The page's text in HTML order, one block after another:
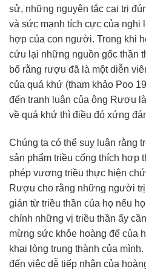
sử, những nguyên tắc cai trị
và sức mạnh tích cực của nghi
hợp của con người. Trong khi
cứu lại những nguồn gốc thần
bố rằng rượu đã là mộtdiễn
của quá khứ (tham khảo Poo
đến tranh luận của ông Rượu
về quá khứ thì điều đó xứng
Chúng ta có thể suy luận rằng
sản phẩm triều cống thích hợp
phép vương triều thực hiện
Rượu cho rằng những người
gián từ triều thần của họ nếu
chính những vị triều thần ấy
mừng sức khỏe hoàng đế của
khai lòng trung thành của mình.
đến việc dễ tiếp nhận của